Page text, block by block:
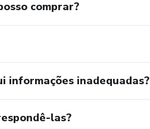
comprar?
informações inadequadas?
las?